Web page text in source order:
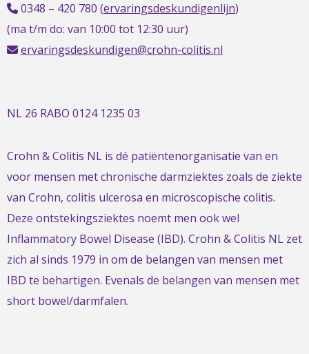
0348 – 420 780 (ervaringsdeskundigenlijn)
(ma t/m do: van 10:00 tot 12:30 uur)
ervaringsdeskundigen@crohn-colitis.nl
NL 26 RABO 0124 1235 03
Crohn & Colitis NL is dé patiëntenorganisatie van en
voor mensen met chronische darmziektes zoals de ziekte
van Crohn, colitis ulcerosa en microscopische colitis.
Deze ontstekingsziektes noemt men ook wel
Inflammatory Bowel Disease (IBD). Crohn & Colitis NL zet
zich al sinds 1979 in om de belangen van mensen met
IBD te behartigen. Evenals de belangen van mensen met
short bowel/darmfalen.